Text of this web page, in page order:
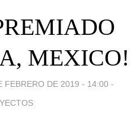
MEXICO!
FEBRERO DE 2019 - 14:00 -